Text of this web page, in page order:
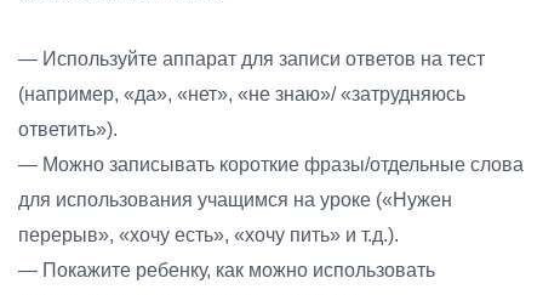
— Используйте аппарат для записи ответов на тест
(например, «да», «нет», «не знаю»/ «затрудняюсь
ответить»).
— Можно записывать короткие фразы/отдельные слова
для использования учащимся на уроке («Нужен
перерыв», «хочу есть», «хочу пить» и т.д.).
— Покажите ребенку, как можно использовать